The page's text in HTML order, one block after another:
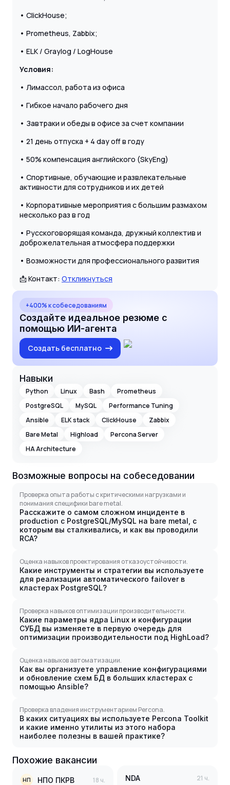
• ClickHouse;
• Prometheus, Zabbix;
• ELK / Graylog / LogHouse
Условия:
• Лимассол, работа из офиса
• Гибкое начало рабочего дня
• Завтраки и обеды в офисе за счет компании
• 21 день отпуска + 4 day off в году
• 50% компенсация английского (SkyEng)
• Спортивные, обучающие и развлекательные
активности для сотрудников и их детей
• Корпоративные мероприятия с большим размахом
несколько раз в год
• Русскоговорящая команда, дружный коллектив и
доброжелательная атмосфера поддержки
• Возможности для профессионального развития
📩 Контакт: Откликнуться
+400% к собеседованиям
Создайте идеальное резюме с
помощью ИИ-агента
Создать бесплатно
Навыки
Python Linux Bash
Prometheus
PostgreSQL
MySQL
Performance Tuning
Ansible
ELK stack ClickHouse
Zabbix
Bare Metal
Highload
Percona Server
HA Architecture
Возможные вопросы на собеседовании
Проверка опыта работы с критическими нагрузками и
понимания специфики bare metal.
Расскажите о самом сложном инциденте в
production с PostgreSQL/MySQL на bare metal, с
которым вы сталкивались, и как вы проводили
RCA?
Оценка навыков проектирования отказоустойчивости.
Какие инструменты и стратегии вы используете
для реализации автоматического failover в
кластерах PostgreSQL?
Проверка навыков оптимизации производительности.
Какие параметры ядра Linux и конфигурации
СУБД вы изменяете в первую очередь для
оптимизации производительности под HighLoad?
Оценка навыков автоматизации.
Как вы организуете управление конфигурациями
и обновление схем БД в больших кластерах с
помощью Ansible?
Проверка владения инструментарием Percona.
В каких ситуациях вы используете Percona Toolkit
и какие именно утилиты из этого набора
наиболее полезны в вашей практике?
Похожие вакансии
НП НПО ПКРВ 18 ч. NDA 21 ч.